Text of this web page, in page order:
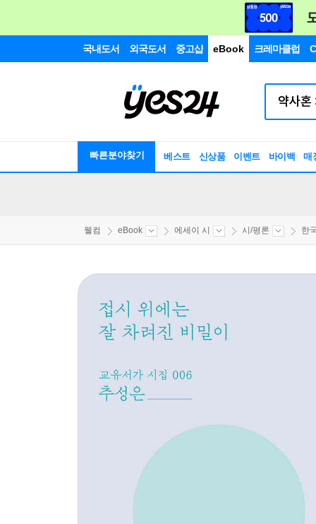
국내도서 외국도서 중고샵 eBook 크레마클럽
빠른분야찾기 베스트 신상품 이벤트 바이백 매
웰컴 eBook 에세이 시 시/평론 한